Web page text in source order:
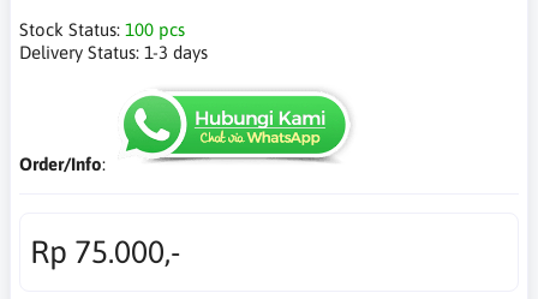
Stock Status: 100 pcs
Delivery Status: 1-3 days
Order/Info:
Rp 75.000,-